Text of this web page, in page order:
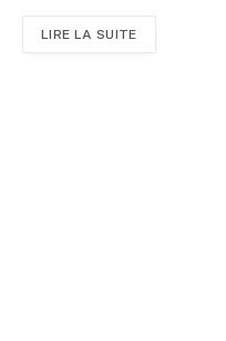
LIRE LA SUITE